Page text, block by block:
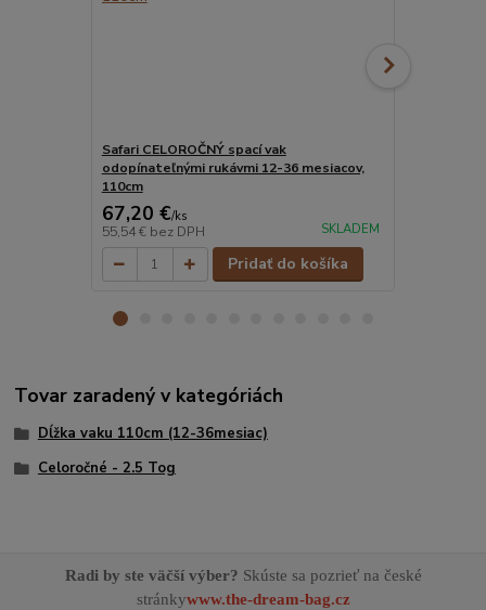
Safari CELOROČNÝ spací vak
odopínateľnými rukávmi 12-36 mesiacov,
110cm
67,20 €/ks
55,54 € bez DPH SKLADEM
Pridať do košíka
Tovar zaradený v kategóriách
Dĺžka vaku 110cm (12-36mesiac)
Celoročné - 2.5 Tog
Radi by ste väčší výber? Skúste sa pozrieť na české
stránkywww.the-dream-bag.cz